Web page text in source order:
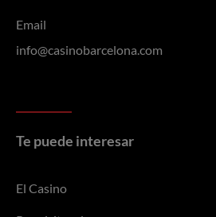
Email
info@casinobarcelona.com
Te puede interesar
El Casino